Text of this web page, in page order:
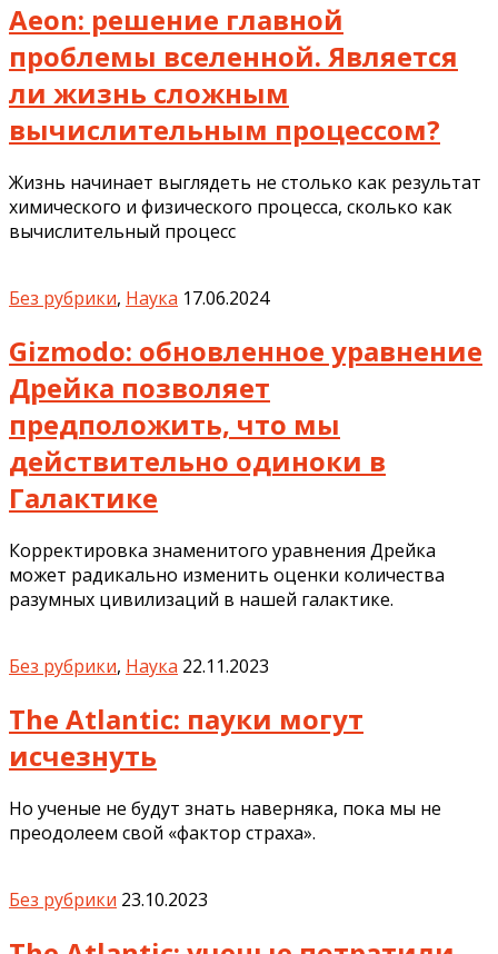
Aeon: решение главной
проблемы вселенной. Является
ли жизнь сложным
вычислительным процессом?
Жизнь начинает выглядеть не столько как результат
химического и физического процесса, сколько как
вычислительный процесс
Без рубрики, Наука 17.06.2024
Gizmodo: обновленное уравнение
Дрейка позволяет
предположить, что мы
действительно одиноки в
Галактике
Корректировка знаменитого уравнения Дрейка
может радикально изменить оценки количества
разумных цивилизаций в нашей галактике.
Без рубрики, Наука 22.11.2023
The Atlantic: пауки могут
исчезнуть
Но ученые не будут знать наверняка, пока мы не
преодолеем свой «фактор страха».
Без рубрики 23.10.2023